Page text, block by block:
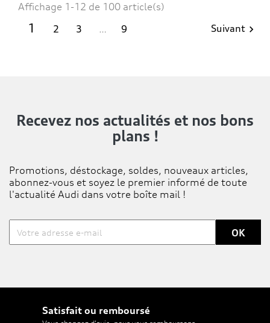
Affichage 1-12 de 100 article(s)
1 2 3 … 9 Suivant 
Recevez nos actualités et nos bons
plans !
Promotions, déstockage, soldes, nouveaux articles,
abonnez-vous et soyez le premier informé de toute
l'actualité Audi dans votre boîte mail !
Satisfait ou remboursé